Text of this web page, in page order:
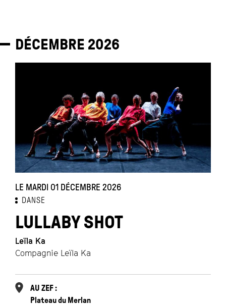
DÉCEMBRE 2026
LE MARDI 01 DÉCEMBRE 2026
DANSE
LULLABY SHOT
Leïla Ka
Compagnie Leïla Ka
AU ZEF :
Plateau du Merlan